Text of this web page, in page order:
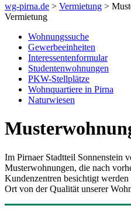
wg-pirna.de > Vermietung >
Vermietung
Wohnungssuche
Gewerbeeinheiten
Interessentenformular
Studentenwohnungen
PKW-Stellplätze
Wohnquartiere in Pirna
Naturwiesen
Im Pirnaer Stadtteil Sonnenstein
Musterwohnungen, die nach
Kundenzentren besichtigt
Ort von der Qualität unserer